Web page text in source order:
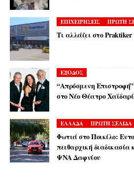
ΕΠΙΧΕΙΡΗΣΕΙΣ ΠΡΩΤΗ
Τι αλλάζει στο
ΕΞΟΔΟΣ
“Απρόσμενη
στο Νέο Θέατρο
ΕΛΛΑΔΑ ΠΡΩΤΗ ΣΕΛΙΔΑ
Φωτιά στο Ποικίλο:
πειθαρχική
ΨΝΑ Δαφνίου